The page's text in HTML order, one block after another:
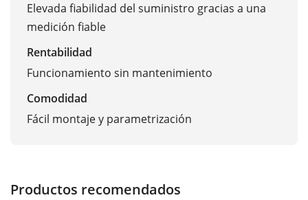
Elevada fiabilidad del suministro gracias a una
medición fiable
Rentabilidad
Funcionamiento sin mantenimiento
Comodidad
Fácil montaje y parametrización
Productos recomendados